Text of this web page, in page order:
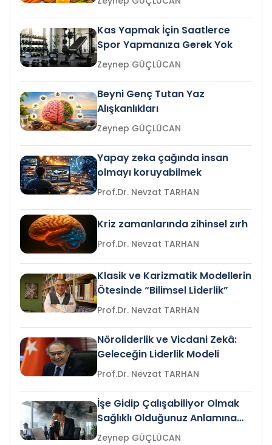
Kas Yapmak İçin Saatlerce
Spor Yapmanıza Gerek Yok
Zeynep GÜÇLÜCAN
Beyni Genç Tutan Yaz
Alışkanlıkları
Zeynep GÜÇLÜCAN
Yapay zeka çağında insan
olmayı koruyabilmek
Prof.Dr. Nevzat TARHAN
Kriz zamanlarında zihinsel zırh
Prof.Dr. Nevzat TARHAN
Klasik ve Karizmatik Modellerin
Ötesinde “Bilimsel Liderlik”
Prof.Dr. Nevzat TARHAN
Nöroliderlik ve Vicdani Zekâ:
Geleceğin Liderlik Modeli
Prof.Dr. Nevzat TARHAN
İşe Gidip Çalışabiliyor Olmak
Sağlıklı Olduğunuz Anlamına
Gelir mi?Zeynep GÜÇLÜCAN